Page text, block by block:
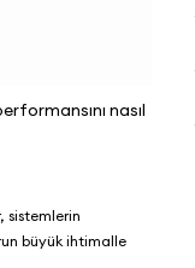
nasıl
sistemlerin
büyük ihtimalle